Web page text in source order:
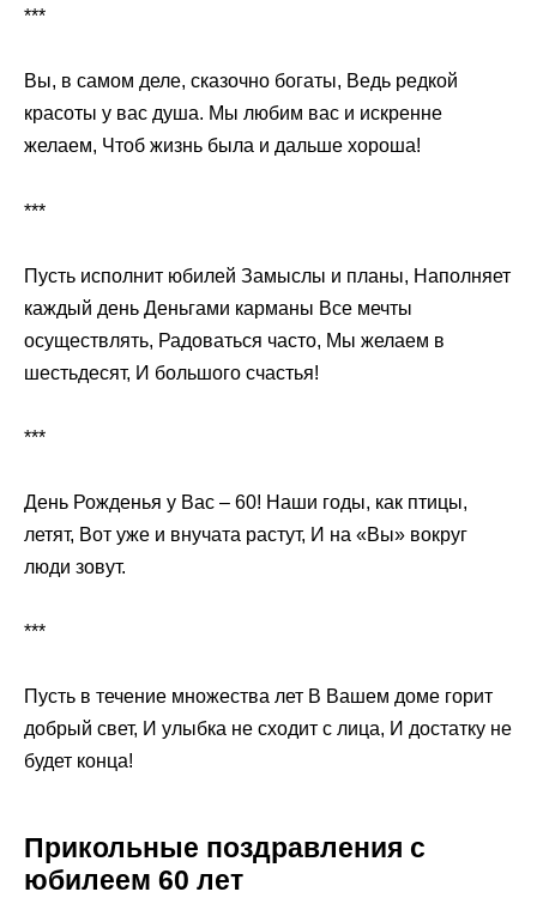
***
Вы, в самом деле, сказочно богаты, Ведь редкой
красоты у вас душа. Мы любим вас и искренне
желаем, Чтоб жизнь была и дальше хороша!
***
Пусть исполнит юбилей Замыслы и планы, Наполняет
каждый день Деньгами карманы Все мечты
осуществлять, Радоваться часто, Мы желаем в
шестьдесят, И большого счастья!
***
День Рожденья у Вас – 60! Наши годы, как птицы,
летят, Вот уже и внучата растут, И на «Вы» вокруг
люди зовут.
***
Пусть в течение множества лет В Вашем доме горит
добрый свет, И улыбка не сходит с лица, И достатку не
будет конца!
Прикольные поздравления с
юбилеем 60 лет